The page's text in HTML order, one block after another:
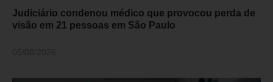
Judiciário condenou médico que provocou perda de
visão em 21 pessoas em São Paulo